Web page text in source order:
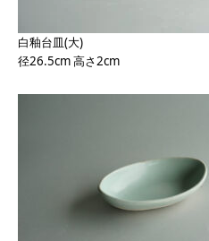
白釉台皿(大)
径26.5cm 高さ2cm